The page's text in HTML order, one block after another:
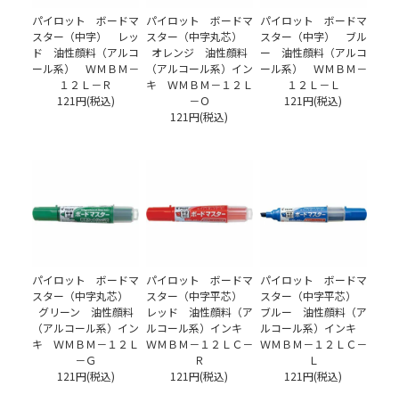
パイロット ボードマ
スター（中字） レッ
ド 油性顔料（アルコ
ール系） ＷＭＢＭ－
１２Ｌ－Ｒ
121円(税込)
パイロット ボードマ
スター（中字丸芯）
オレンジ 油性顔料
（アルコール系）イン
キ ＷＭＢＭ－１２Ｌ
－Ｏ
121円(税込)
パイロット ボードマ
スター（中字） ブル
ー 油性顔料（アルコ
ール系） ＷＭＢＭ－
１２Ｌ－Ｌ
121円(税込)
パイロット ボードマ
スター（中字丸芯）
グリーン 油性顔料
（アルコール系）イン
キ ＷＭＢＭ－１２Ｌ
－Ｇ
121円(税込)
パイロット ボードマ
スター（中字平芯）
レッド 油性顔料（ア
ルコール系）インキ
ＷＭＢＭ－１２ＬＣ－
Ｒ
121円(税込)
パイロット ボードマ
スター（中字平芯）
ブルー 油性顔料（ア
ルコール系）インキ
ＷＭＢＭ－１２ＬＣ－
Ｌ
121円(税込)